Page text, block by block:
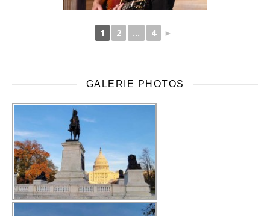
1 2 ... 4 ►
GALERIE PHOTOS